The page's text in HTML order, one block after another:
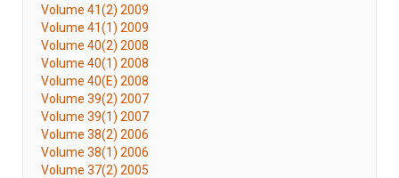
Volume 41(2) 2009
Volume 41(1) 2009
Volume 40(2) 2008
Volume 40(1) 2008
Volume 40(E) 2008
Volume 39(2) 2007
Volume 39(1) 2007
Volume 38(2) 2006
Volume 38(1) 2006
Volume 37(2) 2005